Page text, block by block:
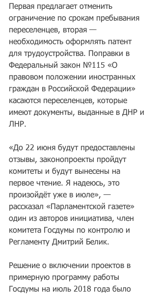
Первая предлагает отменить
ограничение по срокам пребывания
переселенцев, вторая —
необходимость оформлять патент
для трудоустройства. Поправки в
Федеральный закон №115 «О
правовом положении иностранных
граждан в Российской Федерации»
касаются переселенцев, которые
имеют документы, выданные в ДНР и
ЛНР.
«До 22 июня будут предоставлены
отзывы, законопроекты пройдут
комитеты и будут вынесены на
первое чтение. Я надеюсь, это
произойдёт уже в июле», —
рассказал «Парламентской газете»
один из авторов инициатива, член
комитета Госдумы по контролю и
Регламенту Дмитрий Белик.
Решение о включении проектов в
примерную программу работы
Госдумы на июль 2018 года было